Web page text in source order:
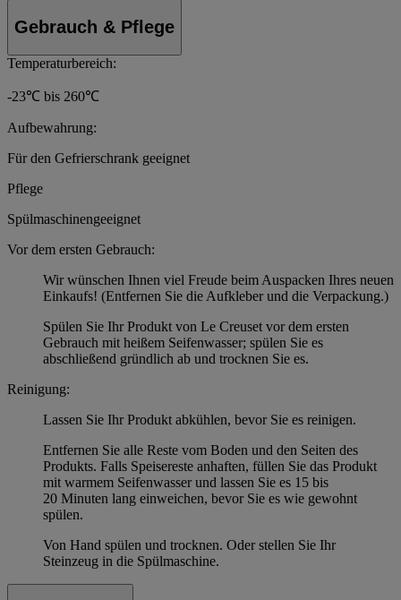
Gebrauch & Pflege
Temperaturbereich:
-23℃ bis 260℃
Aufbewahrung:
Für den Gefrierschrank geeignet
Pflege
Spülmaschinengeeignet
Vor dem ersten Gebrauch:
Wir wünschen Ihnen viel Freude beim Auspacken Ihres neuen
Einkaufs! (Entfernen Sie die Aufkleber und die Verpackung.)
Spülen Sie Ihr Produkt von Le Creuset vor dem ersten
Gebrauch mit heißem Seifenwasser; spülen Sie es
abschließend gründlich ab und trocknen Sie es.
Reinigung:
Lassen Sie Ihr Produkt abkühlen, bevor Sie es reinigen.
Entfernen Sie alle Reste vom Boden und den Seiten des
Produkts. Falls Speisereste anhaften, füllen Sie das Produkt
mit warmem Seifenwasser und lassen Sie es 15 bis
20 Minuten lang einweichen, bevor Sie es wie gewohnt
spülen.
Von Hand spülen und trocknen. Oder stellen Sie Ihr
Steinzeug in die Spülmaschine.